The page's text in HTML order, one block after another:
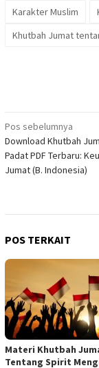
Karakter Muslim
Khutbah Jumat
Navigasi
pos
Pos sebelumnya
Download Khutbah
Padat PDF Terbaru:
Jumat (B. Indonesia)
POS TERKAIT
Materi Khutbah
Tentang Spirit